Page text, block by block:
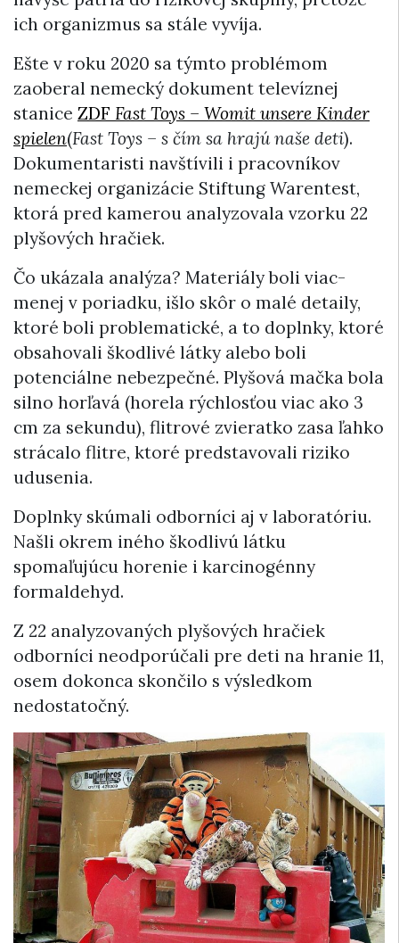
ich organizmus sa stále vyvíja.
Ešte v roku 2020 sa týmto problémom
zaoberal nemecký dokument televíznej
stanice ZDF Fast Toys – Womit unsere Kinder
spielen(Fast Toys – s čím sa hrajú naše deti).
Dokumentaristi navštívili i pracovníkov
nemeckej organizácie Stiftung Warentest,
ktorá pred kamerou analyzovala vzorku 22
plyšových hračiek.
Čo ukázala analýza? Materiály boli viac-
menej v poriadku, išlo skôr o malé detaily,
ktoré boli problematické, a to doplnky, ktoré
obsahovali škodlivé látky alebo boli
potenciálne nebezpečné. Plyšová mačka bola
silno horľavá (horela rýchlosťou viac ako 3
cm za sekundu), flitrové zvieratko zasa ľahko
strácalo flitre, ktoré predstavovali riziko
udusenia.
Doplnky skúmali odborníci aj v laboratóriu.
Našli okrem iného škodlivú látku
spomaľujúcu horenie i karcinogénny
formaldehyd.
Z 22 analyzovaných plyšových hračiek
odborníci neodporúčali pre deti na hranie 11,
osem dokonca skončilo s výsledkom
nedostatočný.